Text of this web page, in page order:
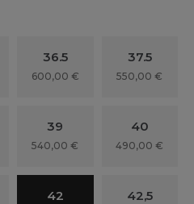
36.5
600,00 €
37.5
550,00 €
39
540,00 €
40
490,00 €
42 42,5